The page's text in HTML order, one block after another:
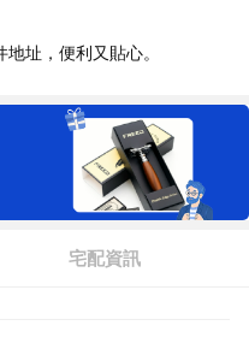
址，便利又貼心。
宅配資訊